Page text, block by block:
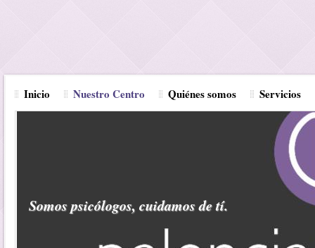
Inicio Nuestro Centro Quiénes somos Servicios
Somos psicólogos, cuidamos de tí.